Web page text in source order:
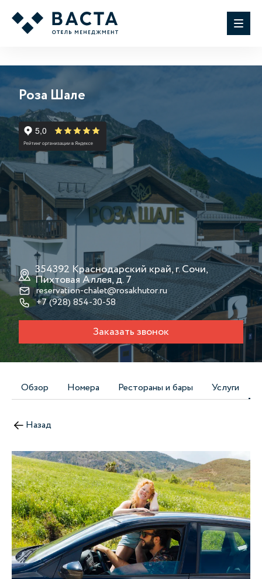
Роза Шале
354392 Краснодарский край, г. Сочи,
Пихтовая Аллея, д. 7
reservation-chalet@rosakhutor.ru
+7 (928) 854-30-58
Заказать звонок
Обзор Номера Рестораны и бары Услуги
Назад